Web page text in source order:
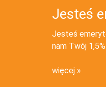
Jesteś
Jesteś
nam Twój 1,5%
więcej